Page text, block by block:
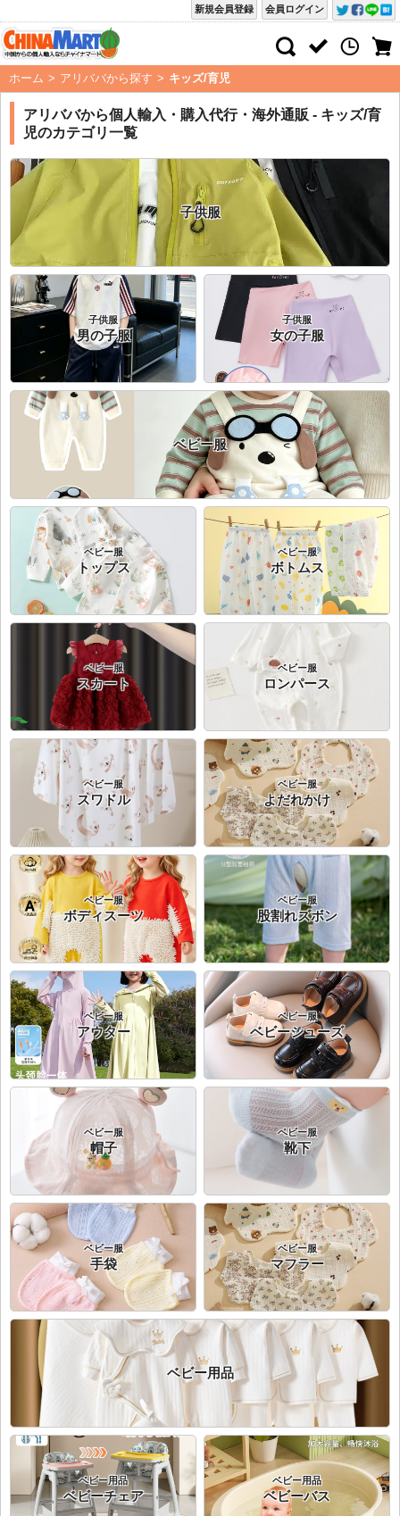
会員ログイン
新規会員登録
ホーム > アリババから探す > キッズ/育児
アリババから個人輸入・購入代行・海外通販 - キッズ/育
児のカテゴリ一覧
子供服
子供服
男の子服
子供服
女の子服
ベビー服
ベビー服
トップス
ベビー服
ボトムス
ベビー服
スカート
ベビー服
ロンパース
ベビー服
スワドル
ベビー服
よだれかけ
ベビー服
ボディスーツ
ベビー服
股割れズボン
ベビー服
アウター
ベビー服
ベビーシューズ
ベビー服
帽子
ベビー服
靴下
ベビー服
手袋
ベビー服
マフラー
ベビー用品
ベビー用品
ベビーチェア
ベビー用品
ベビーバス